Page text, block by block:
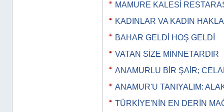
MAMURE KALESİ
KADINLAR VA KADIN
BAHAR GELDİ HOŞ GELDİ
VATAN SİZE MİNNETARDIR
ANAMURLU BİR ŞAİR;
ANAMUR'U TANIYALIM:
TÜRKİYE'NİN EN DERİN